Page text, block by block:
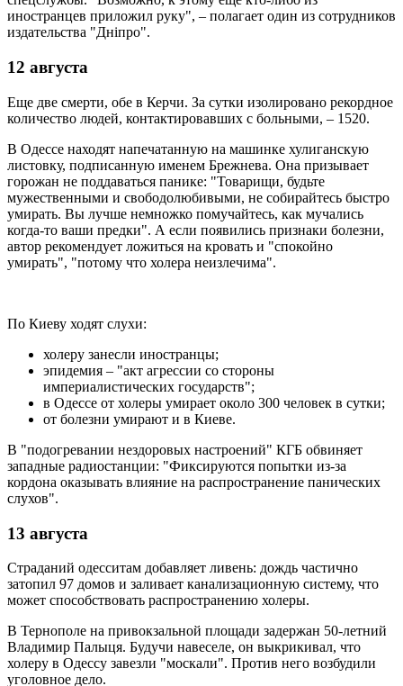
иностранцев приложил руку", – полагает один из сотрудников
издательства "Дніпро".
12 августа
Еще две смерти, обе в Керчи. За сутки изолировано рекордное
количество людей, контактировавших с больными, – 1520.
В Одессе находят напечатанную на машинке хулиганскую
листовку, подписанную именем Брежнева. Она призывает
горожан не поддаваться панике: "Товарищи, будьте
мужественными и свободолюбивыми, не собирайтесь быстро
умирать. Вы лучше немножко помучайтесь, как мучались
когда-то ваши предки". А если появились признаки болезни,
автор рекомендует ложиться на кровать и "спокойно
умирать", "потому что холера неизлечима".
По Киеву ходят слухи:
холеру занесли иностранцы;
эпидемия – "акт агрессии со стороны
империалистических государств";
в Одессе от холеры умирает около 300 человек в сутки;
от болезни умирают и в Киеве.
В "подогревании нездоровых настроений" КГБ обвиняет
западные радиостанции: "Фиксируются попытки из-за
кордона оказывать влияние на распространение панических
слухов".
13 августа
Страданий одесситам добавляет ливень: дождь частично
затопил 97 домов и заливает канализационную систему, что
может способствовать распространению холеры.
В Тернополе на привокзальной площади задержан 50-летний
Владимир Палыця. Будучи навеселе, он выкрикивал, что
холеру в Одессу завезли "москали". Против него возбудили
уголовное дело.